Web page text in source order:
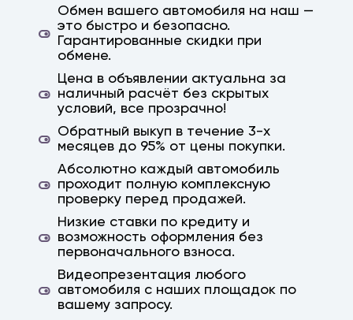
Обмен вашего автомобиля на наш —
это быстро и безопасно.
Гарантированные скидки при
обмене.
Цена в объявлении актуальна за
наличный расчёт без скрытых
условий, все прозрачно!
Обратный выкуп в течение 3-х
месяцев до 95% от цены покупки.
Абсолютно каждый автомобиль
проходит полную комплексную
проверку перед продажей.
Низкие ставки по кредиту и
возможность оформления без
первоначального взноса.
Видеопрезентация любого
автомобиля с наших площадок по
вашему запросу.